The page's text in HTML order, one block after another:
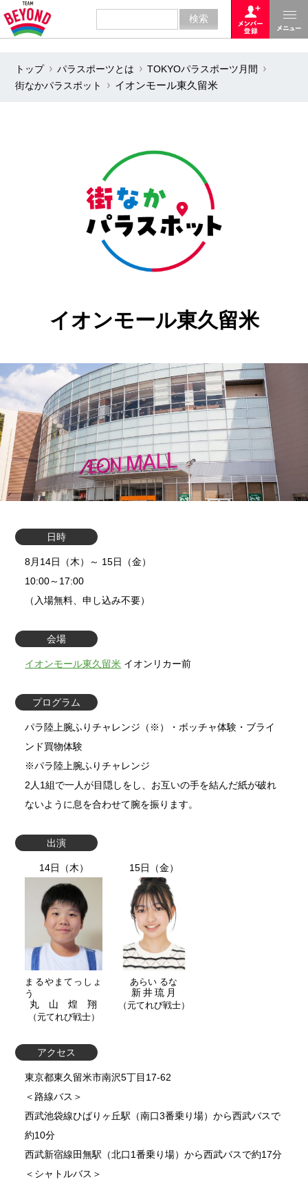
トップ パラスポーツとは
TOKYOパラスポーツ月間
街なかパラスポット
イオンモール東久留米
イオンモール東久留米
日時
8月14日（木）～ 15日（金）
10:00～17:00
（入場無料、申し込み不要）
会場
イオンモール東久留米 イオンリカー前
プログラム
パラ陸上腕ふりチャレンジ（※）・ボッチャ体験・ブライ
ンド買物体験
※パラ陸上腕ふりチャレンジ
2人1組で一人が目隠しをし、お互いの手を結んだ紙が破れ
ないように息を合わせて腕を振ります。
出演
14日（木）
丸山煌翔
まるやまてっしょ
う
（元てれび戦士）
15日（金）
新井琉月
あらい るな
（元てれび戦士）
アクセス
東京都東久留米市南沢5丁目17-62
＜路線バス＞
西武池袋線ひばりヶ丘駅（南口3番乗り場）から西武バスで
約10分
西武新宿線田無駅（北口1番乗り場）から西武バスで約17分
＜シャトルバス＞